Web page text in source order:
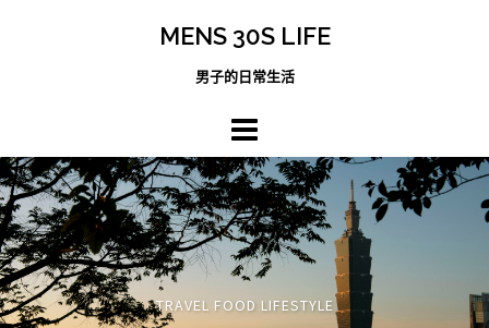
MENS 30S LIFE
男子的日常生活
TRAVEL FOOD LIFESTYLE